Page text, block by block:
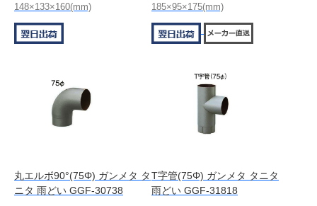
148×133×160(mm)
185×95×175(mm)
丸エルボ90°(75Φ) ガンメタ タ
ニタ 雨どい GGF-30738
T字管(75Φ) ガンメタ タニタ
雨どい GGF-31818